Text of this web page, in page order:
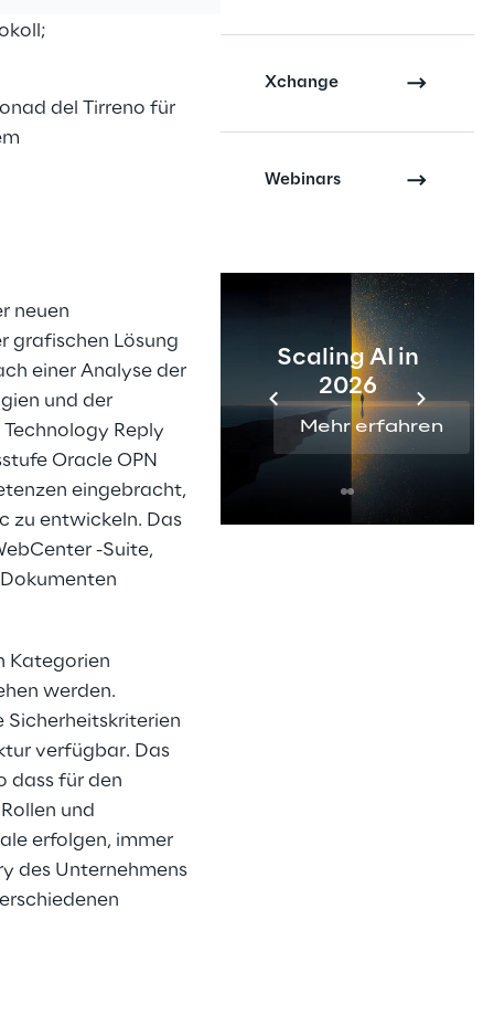
Xchange
Webinars
Scaling AI in
2026
Mehr erfahren
del Tirreno für
neuen
grafischen Lösung
einer Analyse der
und der
Reply
Oracle OPN
eingebracht,
zu entwickeln. Das
-Suite,
Kategorien
werden.
Sicherheitskriterien
verfügbar. Das
dass für den
und
erfolgen, immer
des Unternehmens